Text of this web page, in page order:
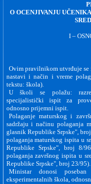
O OCENJIVANJU
I –
Ovim pravilnikom utvrđuje
nastavi i način i vreme
tekstu: škola).
U školi se polažu:
specijalistički ispit za
odnosno prijemni ispit.
Polaganje maturskog i
sadržaju i načinu polaganja
glasnik Republike Srpske",
polaganja maturskog ispita u
Republike Srpske", broj 8/
polaganja završnog ispita u
Republike Srpske", broj 23/95).
Ministar donosi
eksperimentalnih škola,